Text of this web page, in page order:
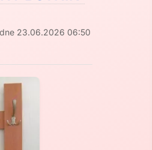
23.06.2026 06:50